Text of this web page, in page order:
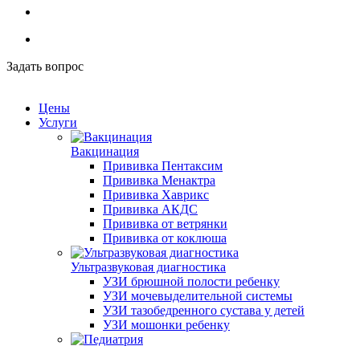
Задать вопрос
Цены
Услуги
Вакцинация
Прививка Пентаксим
Прививка Менактра
Прививка Хаврикс
Прививка АКДС
Прививка от ветрянки
Прививка от коклюша
Ультразвуковая диагностика
УЗИ брюшной полости ребенку
УЗИ мочевыделительной системы
УЗИ тазобедренного сустава у детей
УЗИ мошонки ребенку